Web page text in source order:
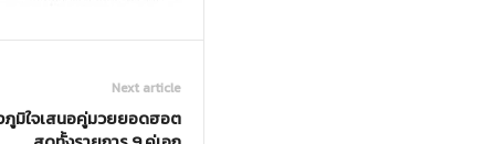
Next article
มิใจเสนอคู่มวยยอดฮอต